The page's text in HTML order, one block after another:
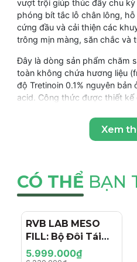
vượt trội giúp thúc đẩy chu
phóng bít tắc lỗ chân lông,
cứng đầu và cải thiện các
trông mịn màng, săn chắc và
Đây là dòng sản phẩm chăm
toàn không chứa hương liệu
độ Tretinoin 0.1% nguyên
acid. Công thức được thiết kế
cách loại bỏ nhanh chóng
kiểm soát bã nhờn và làm mờ
ƯU ĐIỂM NỔI BẬT
Tretinoin 0.1% giúp đẩy
khuyết điểm bề mặt đối với
đã quen với nồng độ thấp.
Xem
CÓ THỂ BẠN
- 4%
RVB LAB MESO
FILL: Bộ Đôi Tái
Tạo & Nâng Cơ
5.999.000₫